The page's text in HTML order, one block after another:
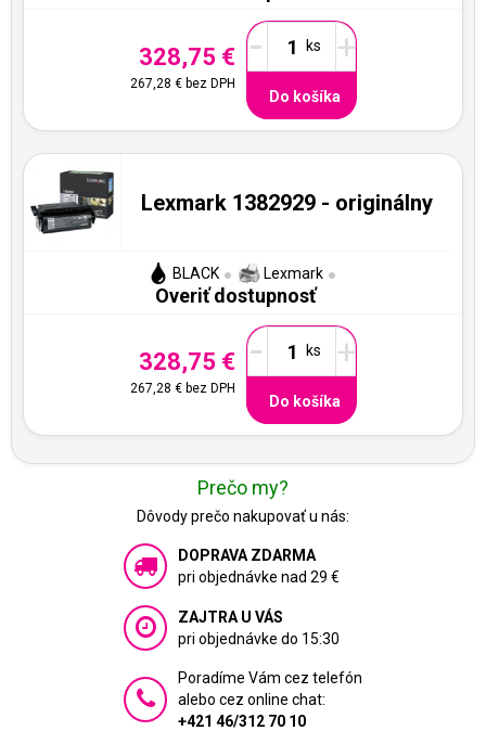
328,75 €
267,28 €bez DPH
- +
Do košíka
Lexmark 1382929 - originálny
BLACK Lexmark
Overiť dostupnosť
328,75 €
267,28 €bez DPH
- +
Do košíka
Prečo my?
Dôvody prečo nakupovať u nás:
DOPRAVA ZDARMA
pri objednávke nad 29 €
ZAJTRA U VÁS
pri objednávke do 15:30
Poradíme Vám cez telefón
alebo cez online chat:
+421 46/312 70 10